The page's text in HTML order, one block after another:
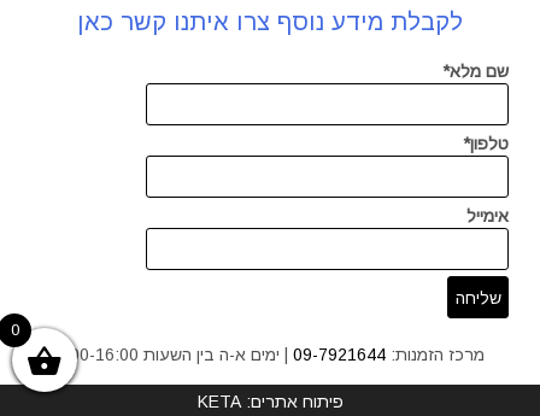
לקבלת מידע נוסף צרו איתנו קשר כאן
שם מלא*
טלפון*
אימייל
מרכז הזמנות: 09-7921644 | ימים א-ה בין השעות 9:00-16:00
0
פיתוח אתרים: KETA